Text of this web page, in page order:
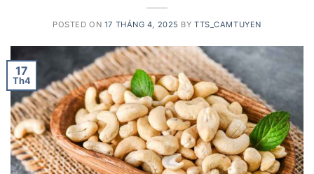
POSTED ON 17 THÁNG 4, 2025 BYTTS_CAMTUYEN
17
Th4